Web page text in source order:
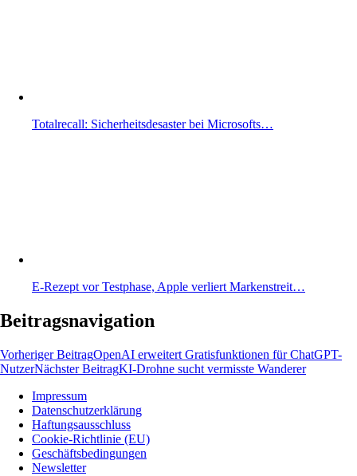
Totalrecall: Sicherheitsdesaster bei Microsofts…
E-Rezept vor Testphase, Apple verliert Markenstreit…
Beitragsnavigation
Vorheriger BeitragOpenAI erweitert Gratisfunktionen für ChatGPT-
NutzerNächster BeitragKI-Drohne sucht vermisste Wanderer
Wissen und News zu KI, Social Media und
Co.
Impressum
Datenschutzerklärung
Haftungsausschluss
Cookie-Richtlinie (EU)
Geschäftsbedingungen
Newsletter